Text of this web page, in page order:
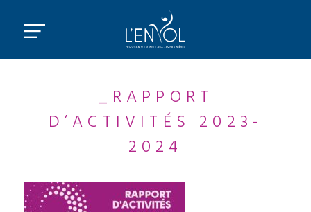
_RAPPORT
D’ACTIVITÉS 2023-
2024